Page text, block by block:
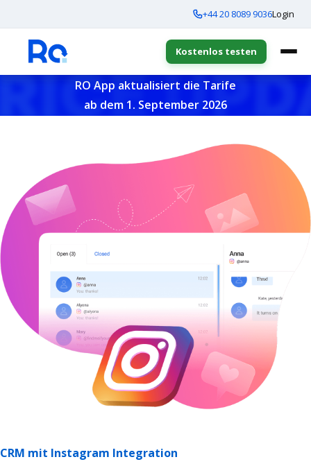
+44 20 8089 9036Login
Kostenlos testen
RO App aktualisiert die Tarife
ab dem 1. September 2026
CRM mit Іnstagram Іntegration